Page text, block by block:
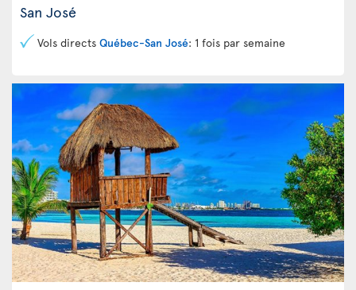
San José
Vols directs Québec-San José: 1 fois par semaine